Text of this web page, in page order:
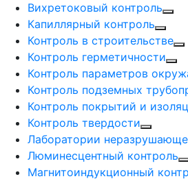
Вихретоковый контроль
Капиллярный контроль
Контроль в строительстве
Контроль герметичности
Контроль параметров
Контроль подземных
Контроль покрытий и
Контроль твердости
Лаборатории
Люминесцентный контроль
Магнитоиндукционный